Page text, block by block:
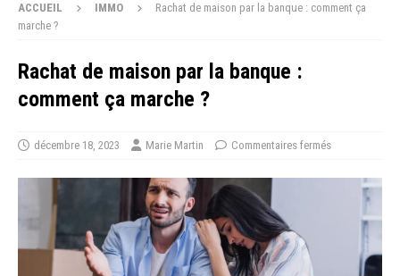
ACCUEIL IMMO
Rachat de maison par la banque : comment ça
marche ?
Rachat de maison par la banque :
comment ça marche ?
décembre 18, 2023 Marie Martin Commentaires fermés